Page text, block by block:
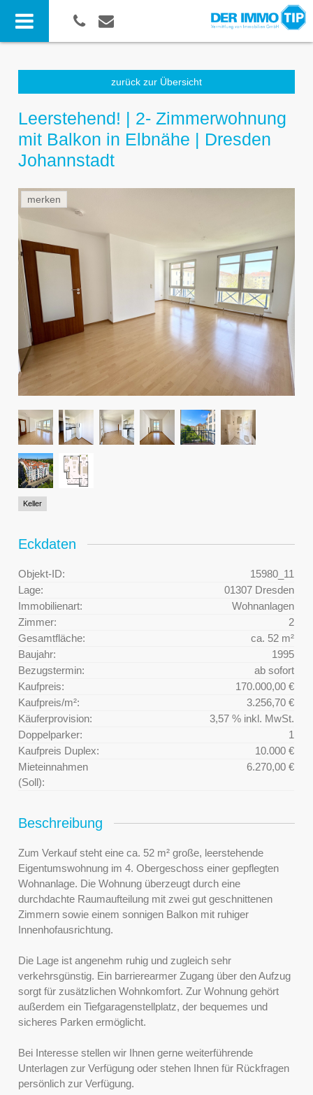
zurück zur Übersicht
Leerstehend! | 2- Zimmerwohnung
mit Balkon in Elbnähe | Dresden
Johannstadt
merken
Keller
Eckdaten
Objekt-ID:
15980_11
Lage:
01307 Dresden
Immobilienart:
Wohnanlagen
Zimmer:
2
Gesamtfläche:
ca. 52 m²
Baujahr:
1995
Bezugstermin:
ab sofort
Kaufpreis:
170.000,00 €
Kaufpreis/m²:
3.256,70 €
Käuferprovision:
3,57 % inkl. MwSt.
Doppelparker:
1
Kaufpreis Duplex:
10.000 €
Mieteinnahmen
(Soll):
6.270,00 €
Beschreibung
Zum Verkauf steht eine ca. 52 m² große, leerstehende
Eigentumswohnung im 4. Obergeschoss einer gepflegten
Wohnanlage. Die Wohnung überzeugt durch eine
durchdachte Raumaufteilung mit zwei gut geschnittenen
Zimmern sowie einem sonnigen Balkon mit ruhiger
Innenhofausrichtung.
Die Lage ist angenehm ruhig und zugleich sehr
verkehrsgünstig. Ein barrierearmer Zugang über den Aufzug
sorgt für zusätzlichen Wohnkomfort. Zur Wohnung gehört
außerdem ein Tiefgaragenstellplatz, der bequemes und
sicheres Parken ermöglicht.
Bei Interesse stellen wir Ihnen gerne weiterführende
Unterlagen zur Verfügung oder stehen Ihnen für Rückfragen
persönlich zur Verfügung.